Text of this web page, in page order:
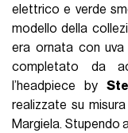
elettrico e verde
modello della
era ornata con
completato da
l’headpiece by
realizzate su
Margiela. Stupendo